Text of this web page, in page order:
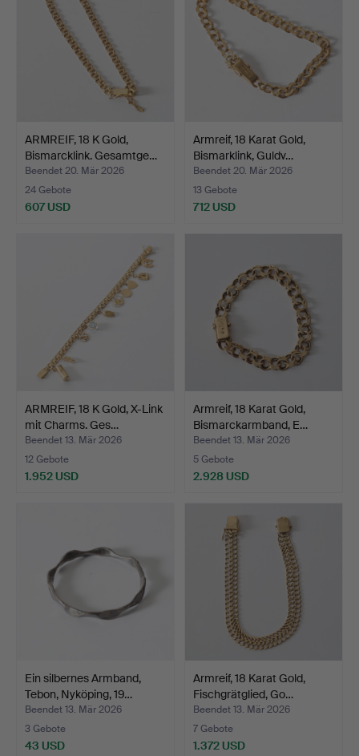
ARMREIF, 18 K Gold,
Bismarcklink. Gesamtge…
Beendet 20. Mär 2026
24 Gebote
607 USD
Armreif, 18 Karat Gold,
Bismarklink, Guldv…
Beendet 20. Mär 2026
13 Gebote
712 USD
ARMREIF, 18 K Gold, X-Link
mit Charms. Ges…
Beendet 13. Mär 2026
12 Gebote
1.952 USD
Armreif, 18 Karat Gold,
Bismarckarmband, E…
Beendet 13. Mär 2026
5 Gebote
2.928 USD
Ein silbernes Armband,
Tebon, Nyköping, 19…
Beendet 13. Mär 2026
3 Gebote
43 USD
Armreif, 18 Karat Gold,
Fischgrätglied, Go…
Beendet 13. Mär 2026
7 Gebote
1.372 USD